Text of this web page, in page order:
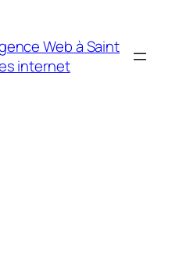
Web à Saint
internet